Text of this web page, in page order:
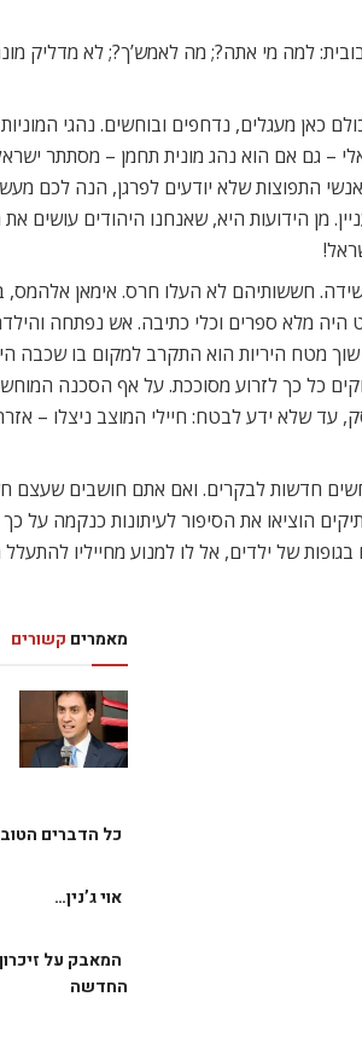
למה מי אתה?; מה לאמש’ך?; לא מדליק
כאן מעגלים, נדחפים ובוחשים. נהגי
– גם אם הוא נהג מונית תחמן – מסתתר
התפוצות שלא יודעים לפרגן, הנה לכם
מן הידועות היא, שאנחנו היהודים עושים
מלא ספרים וכלי כתיבה. אש נפתחה
שוך מטח היריות הוא התקרב למקום בו
כל כך לזרוע מסוככת. על אף הסכנה
עוד צרור שהקפיץ וחורר את גופתה של אימאן בת ה13-. סרן ר’ לא פסק, עד שלא ידע לבטח:
חדשות לבקרים. ואם אתם חושבים
הוציאו את הסיפור לעיתונות כנקמה
של ילדים, אל לו למנוע מחייליו
מאמרים קשורים
כל הדברים
אוי ג’נין…
המאבק על
החדשה